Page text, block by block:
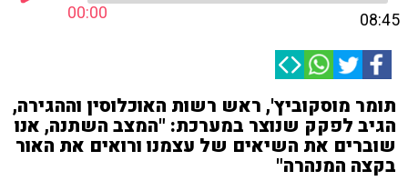
00:00 08:45
תומר מוסקוביץ', ראש רשות האוכלוסין וההגירה,
הגיב לפקק שנוצר במערכת: "המצב השתנה, אנו
שוברים את השיאים של עצמנו ורואים את האור
בקצה המנהרה"